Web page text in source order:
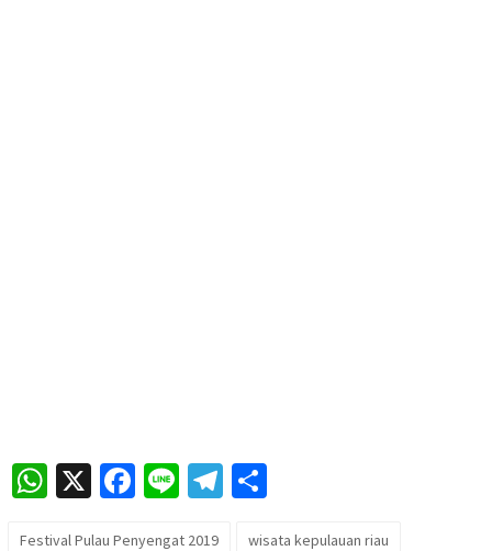
WhatsApp
X Facebook
LineTelegram
Festival Pulau Penyengat 2019 wisata kepulauan riau